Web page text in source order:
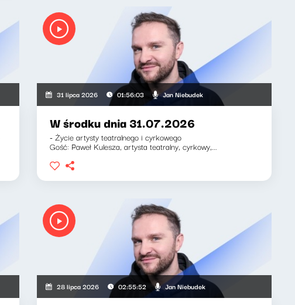
31 lipca 2026 01:56:03 Jan Niebudek
W środku dnia 31.07.2026
- Życie artysty teatralnego i cyrkowego
Gość: Paweł Kulesza, artysta teatralny, cyrkowy,...
28 lipca 2026 02:55:52 Jan Niebudek